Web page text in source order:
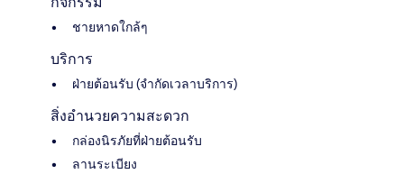
ชายหาดใกล้ๆ
บริการ
ฝ่ายต้อนรับ (จำกัดเวลาบริการ)
สิ่งอำนวยความสะดวก
กล่องนิรภัยที่ฝ่ายต้อนรับ
ลานระเบียง